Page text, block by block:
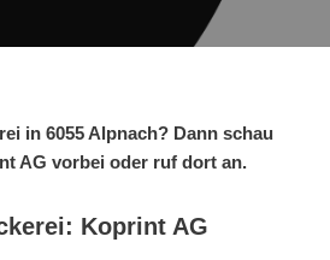
in 6055 Alpnach? Dann schau
AG vorbei oder ruf dort an.
Koprint AG